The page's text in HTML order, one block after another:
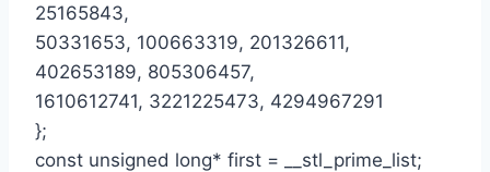
25165843,
50331653, 100663319, 201326611,
402653189, 805306457,
1610612741, 3221225473, 4294967291
};
const unsigned long* first = __stl_prime_list;